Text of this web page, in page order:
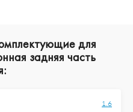
для
задняя часть
1.6